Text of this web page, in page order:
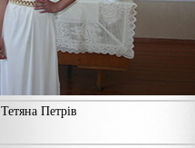
Тетяна Петрiв